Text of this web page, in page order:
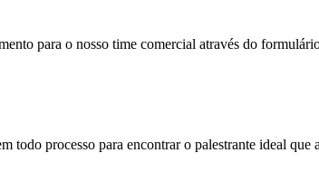
para o nosso time comercial através do
processo para encontrar o palestrante ideal que